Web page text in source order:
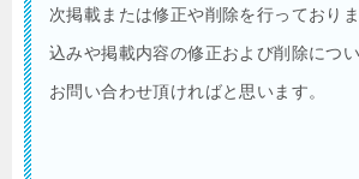
次掲載または修正や削除を行っており
込みや掲載内容の修正および削除につ
お問い合わせ頂ければと思います。